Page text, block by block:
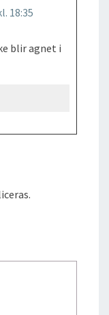
18:35
blir agnet i